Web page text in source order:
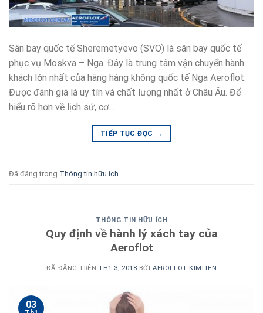
Sân bay quốc tế Sheremetyevo (SVO) là sân bay quốc tế
phục vụ Moskva – Nga. Đây là trung tâm vận chuyển hành
khách lớn nhất của hãng hàng không quốc tế Nga Aeroflot.
Được đánh giá là uy tín và chất lượng nhất ở Châu Âu. Để
hiểu rõ hơn về lịch sử, cơ…
TIẾP TỤC ĐỌC →
Đã đăng trong Thông tin hữu ích
THÔNG TIN HỮU ÍCH
Quy định về hành lý xách tay của
Aeroflot
ĐÃ ĐĂNG TRÊNTH1 3, 2018 BỞIAEROFLOT KIMLIEN
03